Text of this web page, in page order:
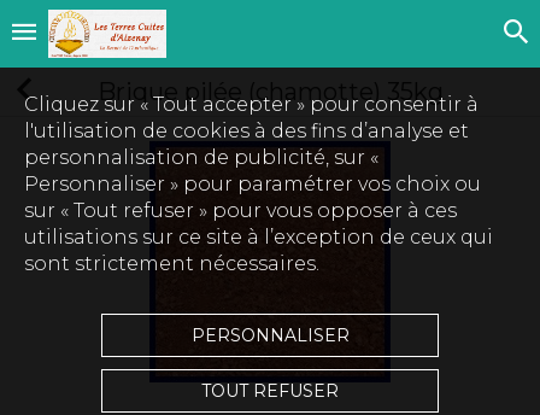
Brique pilée (chamotte) 35kg
Cliquez sur « Tout accepter » pour consentir à
l'utilisation de cookies à des fins d’analyse et
personnalisation de publicité, sur «
Personnaliser » pour paramétrer vos choix ou
sur « Tout refuser » pour vous opposer à ces
utilisations sur ce site à l’exception de ceux qui
sont strictement nécessaires.
PERSONNALISER
TOUT REFUSER